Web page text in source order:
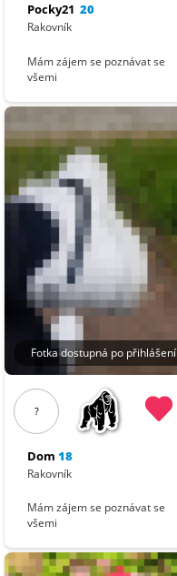
Pocky21 20
Rakovník
Mám zájem se poznávat se
všemi
Fotka dostupná po přihlášení
?
Dom 18
Rakovník
Mám zájem se poznávat se
všemi